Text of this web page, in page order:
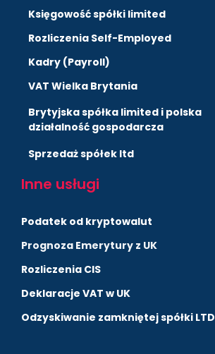
Księgowość spółki limited
Rozliczenia Self-Employed
Kadry (Payroll)
VAT Wielka Brytania
Brytyjska spółka limited i polska
działalność gospodarcza
Sprzedaż spółek ltd
Inne usługi
Podatek od kryptowalut
Prognoza Emerytury z UK
Rozliczenia CIS
Deklaracje VAT w UK
Odzyskiwanie zamkniętej spółki LTD